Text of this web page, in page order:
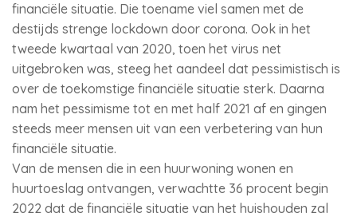
financiële situatie. Die toename viel samen met de
destijds strenge lockdown door corona. Ook in het
tweede kwartaal van 2020, toen het virus net
uitgebroken was, steeg het aandeel dat pessimistisch is
over de toekomstige financiële situatie sterk. Daarna
nam het pessimisme tot en met half 2021 af en gingen
steeds meer mensen uit van een verbetering van hun
financiële situatie.
Van de mensen die in een huurwoning wonen en
huurtoeslag ontvangen, verwachtte 36 procent begin
2022 dat de financiële situatie van het huishouden zal